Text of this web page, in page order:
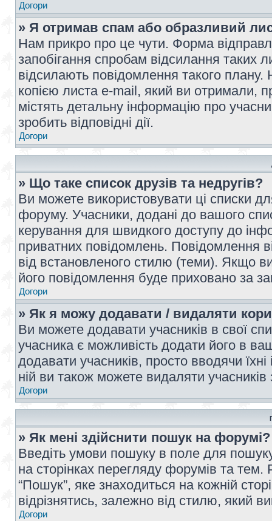
Догори
» Я отримав спам або образливий
Нам прикро про це чути. Форма
запобігання спробам відсилання таких
відсилають повідомлення такого
копією листа e-mail, який ви отримали,
містять детальну інформацію про
зробить відповідні дії.
Догори
» Що таке список друзів та недругів?
Ви можете використовувати ці списки
форуму. Учасники, додані до вашого
керування для швидкого доступу до
приватних повідомлень. Повідомлення
від встановленого стилю (теми). Якщо
його повідомлення буде приховано за
Догори
» Як я можу додавати / видаляти
Ви можете додавати учасників в свої
учасника є можливість додати його в
додавати учасників, просто вводячи
ній ви також можете видаляти учасників
Догори
» Як мені здійснити пошук на форумі?
Введіть умови пошуку в поле для
на сторінках перегляду форумів та
“Пошук”, яке знаходиться на кожній
відрізнятись, залежно від стилю, який
Догори